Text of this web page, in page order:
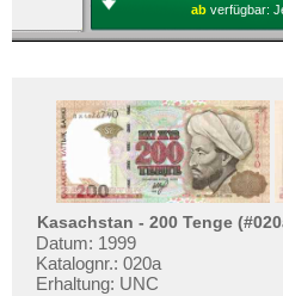
ab verfügbar:
Kasachstan - 200 Tenge
Datum: 1999
Katalognr.: 020a
Erhaltung: UNC